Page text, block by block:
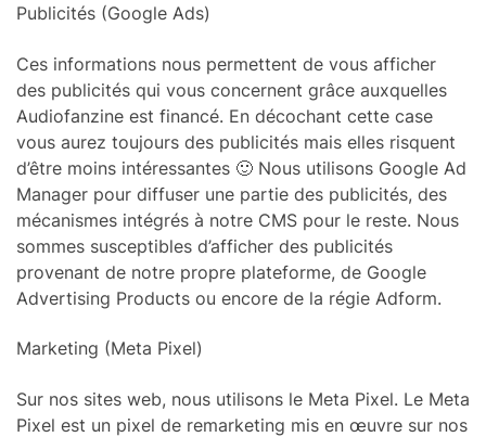
Publicités (Google Ads)
Ces informations nous permettent de vous afficher
des publicités qui vous concernent grâce auxquelles
Audiofanzine est financé. En décochant cette case
vous aurez toujours des publicités mais elles risquent
d’être moins intéressantes 🙂 Nous utilisons Google Ad
Manager pour diffuser une partie des publicités, des
mécanismes intégrés à notre CMS pour le reste. Nous
sommes susceptibles d’afficher des publicités
provenant de notre propre plateforme, de Google
Advertising Products ou encore de la régie Adform.
Marketing (Meta Pixel)
Sur nos sites web, nous utilisons le Meta Pixel. Le Meta
Pixel est un pixel de remarketing mis en œuvre sur nos